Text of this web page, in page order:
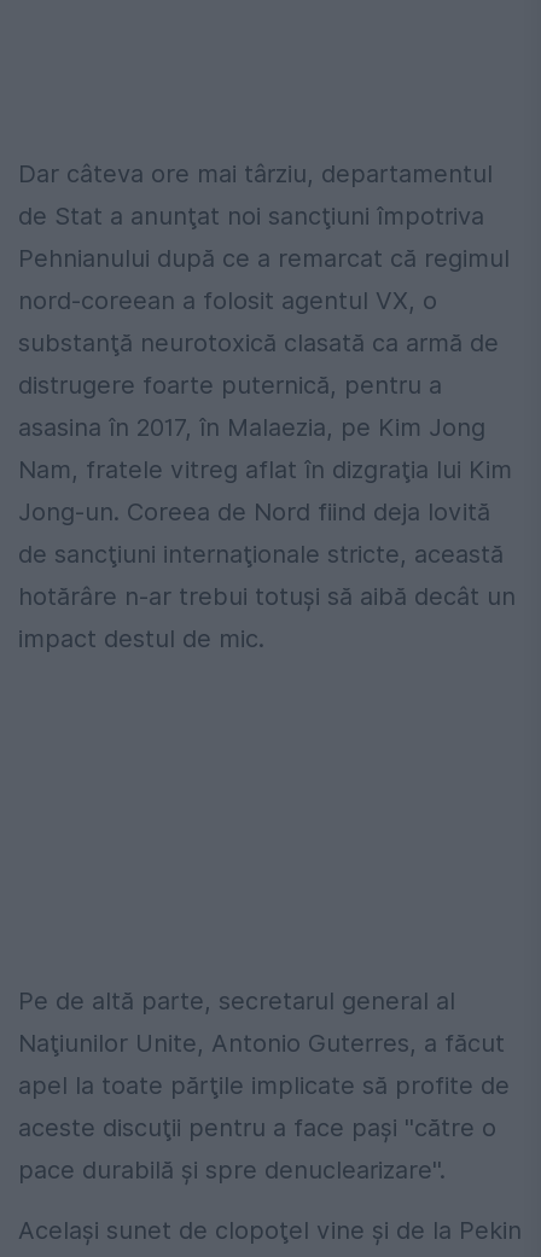
Dar câteva ore mai târziu, departamentul
de Stat a anunţat noi sancţiuni împotriva
Pehnianului după ce a remarcat că regimul
nord-coreean a folosit agentul VX, o
substanţă neurotoxică clasată ca armă de
distrugere foarte puternică, pentru a
asasina în 2017, în Malaezia, pe Kim Jong
Nam, fratele vitreg aflat în dizgraţia lui Kim
Jong-un. Coreea de Nord fiind deja lovită
de sancţiuni internaţionale stricte, această
hotărâre n-ar trebui totuşi să aibă decât un
impact destul de mic.
Pe de altă parte, secretarul general al
Naţiunilor Unite, Antonio Guterres, a făcut
apel la toate părţile implicate să profite de
aceste discuţii pentru a face paşi ''către o
pace durabilă şi spre denuclearizare''.
Acelaşi sunet de clopoţel vine şi de la Pekin